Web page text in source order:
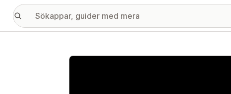
Galleri med utvalda bilder